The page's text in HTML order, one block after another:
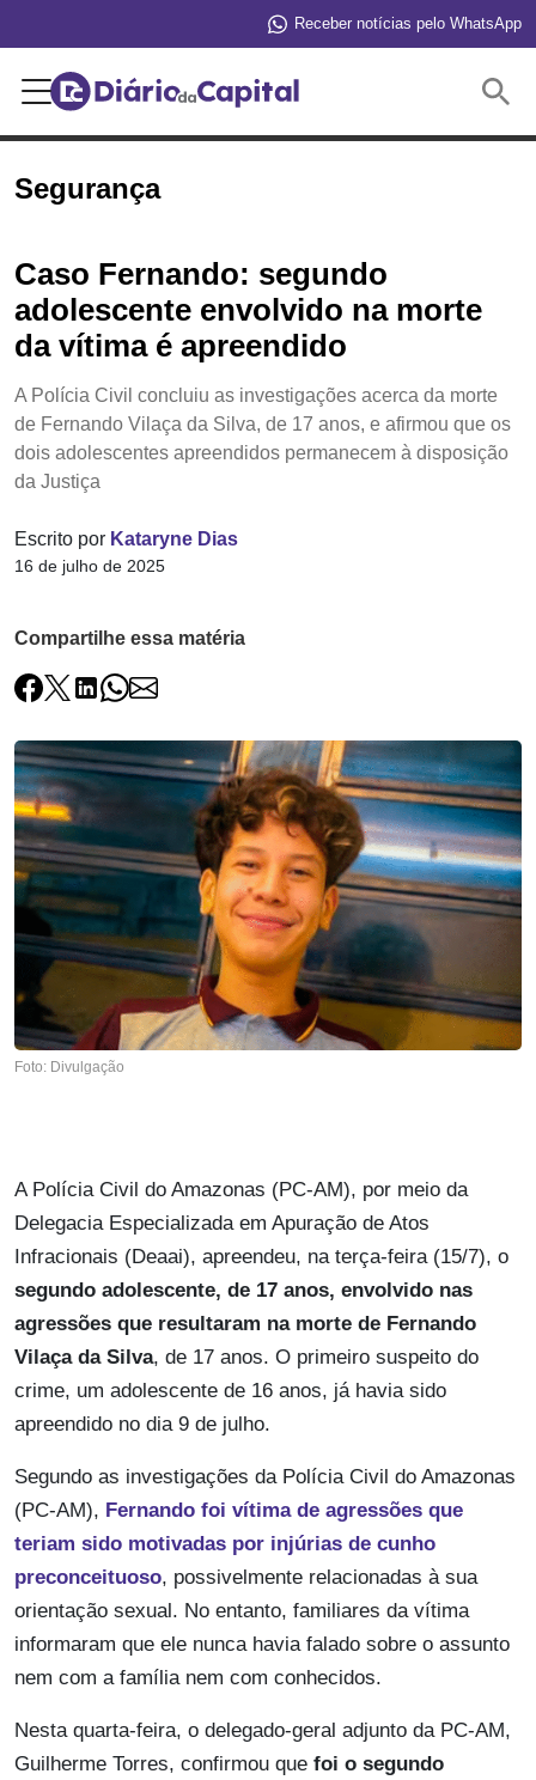
Receber notícias pelo WhatsApp
Segurança
Caso Fernando: segundo
adolescente envolvido na morte
da vítima é apreendido
A Polícia Civil concluiu as investigações acerca da morte
de Fernando Vilaça da Silva, de 17 anos, e afirmou que os
dois adolescentes apreendidos permanecem à disposição
da Justiça
Escrito por Kataryne Dias
16 de julho de 2025
Compartilhe essa matéria
Foto: Divulgação
A Polícia Civil do Amazonas (PC-AM), por meio da
Delegacia Especializada em Apuração de Atos
Infracionais (Deaai), apreendeu, na terça-feira (15/7), o
segundo adolescente, de 17 anos, envolvido nas
agressões que resultaram na morte de Fernando
Vilaça da Silva, de 17 anos. O primeiro suspeito do
crime, um adolescente de 16 anos, já havia sido
apreendido no dia 9 de julho.
Segundo as investigações da Polícia Civil do Amazonas
(PC-AM), Fernando foi vítima de agressões que
teriam sido motivadas por injúrias de cunho
preconceituoso, possivelmente relacionadas à sua
orientação sexual. No entanto, familiares da vítima
informaram que ele nunca havia falado sobre o assunto
nem com a família nem com conhecidos.
Nesta quarta-feira, o delegado-geral adjunto da PC-AM,
Guilherme Torres, confirmou que foi o segundo